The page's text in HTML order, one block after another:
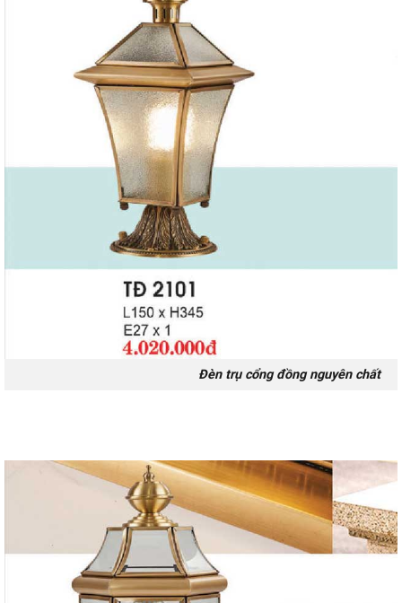
Đèn trụ cổng đồng nguyên chất